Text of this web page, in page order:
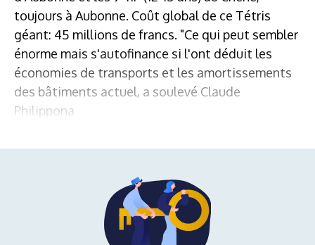
toujours à Aubonne. Coût global de ce Tétris
géant: 45 millions de francs. "Ce qui peut sembler
énorme mais s'autofinance si l'ont déduit les
économies de transports et les amortissements
des bâtiments actuel, a soulevé Claude
Philippona